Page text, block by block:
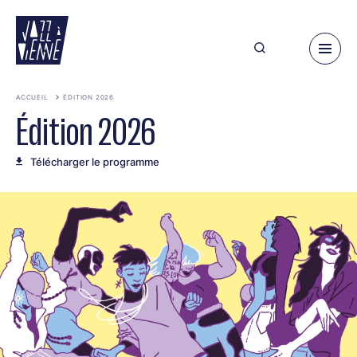
contenu
principal
ACCUEIL ÉDITION 2026
Édition 2026
Télécharger le programme